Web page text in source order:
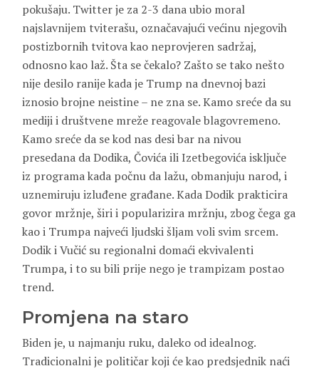
pokušaju. Twitter je za 2-3 dana ubio moral
najslavnijem tviterašu, označavajući većinu njegovih
postizbornih tvitova kao neprovjeren sadržaj,
odnosno kao laž. Šta se čekalo? Zašto se tako nešto
nije desilo ranije kada je Trump na dnevnoj bazi
iznosio brojne neistine – ne zna se. Kamo sreće da su
mediji i društvene mreže reagovale blagovremeno.
Kamo sreće da se kod nas desi bar na nivou
presedana da Dodika, Čovića ili Izetbegovića isključe
iz programa kada počnu da lažu, obmanjuju narod, i
uznemiruju izluđene građane. Kada Dodik prakticira
govor mržnje, širi i popularizira mržnju, zbog čega ga
kao i Trumpa najveći ljudski šljam voli svim srcem.
Dodik i Vučić su regionalni domaći ekvivalenti
Trumpa, i to su bili prije nego je trampizam postao
trend.
Promjena na staro
Biden je, u najmanju ruku, daleko od idealnog.
Tradicionalni je političar koji će kao predsjednik naći